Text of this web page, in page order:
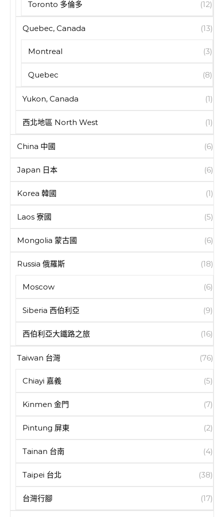
Toronto 多倫多 (12)
Quebec, Canada (13)
Montreal (3)
Quebec (8)
Yukon, Canada (1)
西北地區 North West (1)
China 中國 (6)
Japan 日本 (6)
Korea 韓國 (1)
Laos 寮國 (5)
Mongolia 蒙古國 (6)
Russia 俄羅斯 (18)
Moscow (6)
Siberia 西伯利亞 (9)
西伯利亞大鐵路之旅 (16)
Taiwan 台灣 (76)
Chiayi 嘉義 (5)
Kinmen 金門 (7)
Pintung 屏東 (2)
Tainan 台南 (4)
Taipei 台北 (38)
台灣行腳 (17)